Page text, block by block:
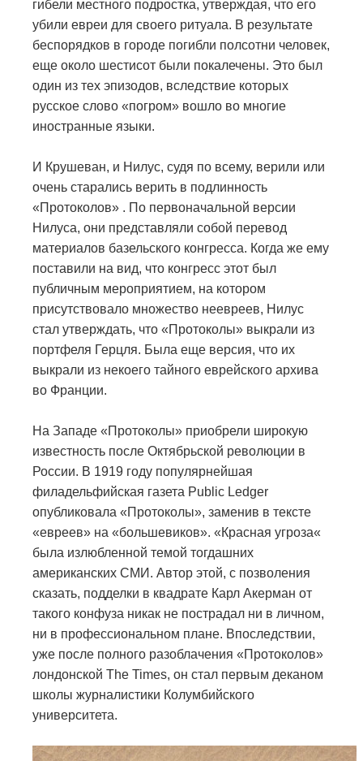
гибели местного подростка, утверждая, что его
убили евреи для своего ритуала. В результате
беспорядков в городе погибли полсотни человек,
еще около шестисот были покалечены. Это был
один из тех эпизодов, вследствие которых
русское слово «погром» вошло во многие
иностранные языки.
И Крушеван, и Нилус, судя по всему, верили или
очень старались верить в подлинность
«Протоколов» . По первоначальной версии
Нилуса, они представляли собой перевод
материалов базельского конгресса. Когда же ему
поставили на вид, что конгресс этот был
публичным мероприятием, на котором
присутствовало множество неевреев, Нилус
стал утверждать, что «Протоколы» выкрали из
портфеля Герцля. Была еще версия, что их
выкрали из некоего тайного еврейского архива
во Франции.
На Западе «Протоколы» приобрели широкую
известность после Октябрьской революции в
России. В 1919 году популярнейшая
филадельфийская газета Public Ledger
опубликовала «Протоколы», заменив в тексте
«евреев» на «большевиков». «Красная угроза«
была излюбленной темой тогдашних
американских СМИ. Автор этой, с позволения
сказать, подделки в квадрате Карл Акерман от
такого конфуза никак не пострадал ни в личном,
ни в профессиональном плане. Впоследствии,
уже после полного разоблачения «Протоколов»
лондонской The Times, он стал первым деканом
школы журналистики Колумбийского
университета.